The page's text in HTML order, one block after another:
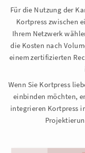
Für die Nutzung der
Kortpress zwischen
Ihrem Netzwerk
die Kosten nach
einem zertifizierten
Wenn Sie Kortpress
einbinden möchten,
integrieren Kortpress